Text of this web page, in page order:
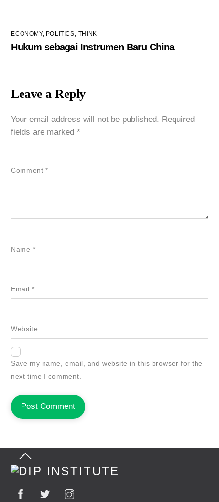
ECONOMY, POLITICS, THINK
Hukum sebagai Instrumen Baru China
Leave a Reply
Your email address will not be published. Required
fields are marked*
Comment *
Name*
Email *
Website
Save my name, email, and website in this browser for the
next time I comment.
Back
Top